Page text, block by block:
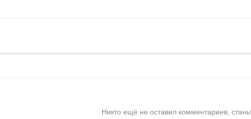
Никто ещё не оставил комментариев,